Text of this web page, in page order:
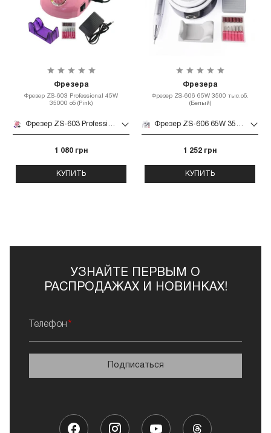
Фрезера
Фрезер ZS-603 Professional 45W
35000 об (Pink)
Фрезер ZS-603 Professional 45W 35000 об (Pink)
1 080 грн
КУПИТЬ
Фрезера
Фрезер ZS-606 65W 3500 тыс.об.
(Белый)
Фрезер ZS-606 65W 3500 тыс.об. (Белый)
1 252 грн
КУПИТЬ
УЗНАЙТЕ ПЕРВЫМ О
РАСПРОДАЖАХ И НОВИНКАХ!
Телефон
Подписаться